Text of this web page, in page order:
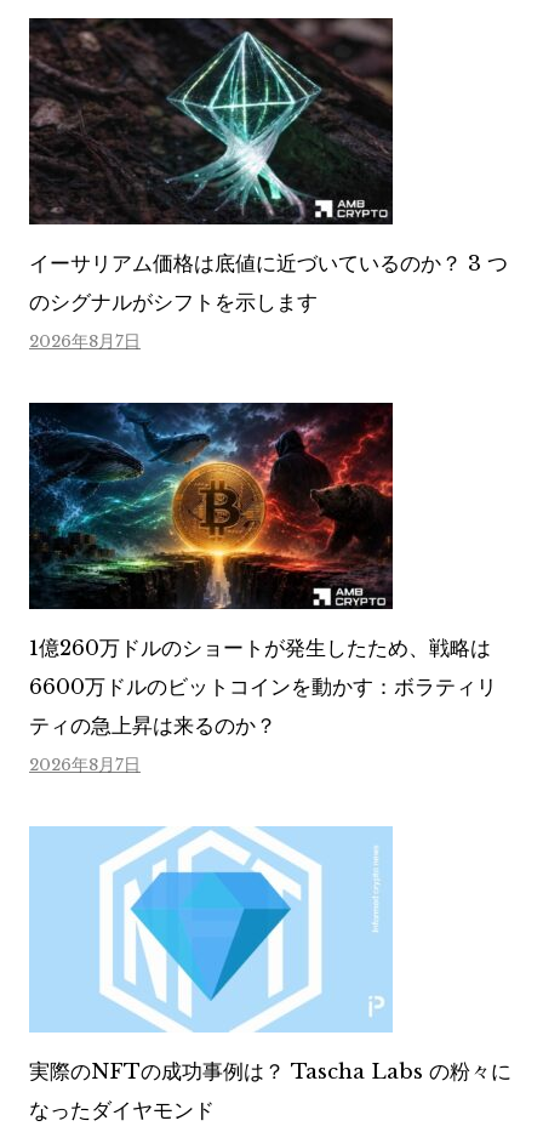
イーサリアム価格は底値に近づいているのか？ 3 つ
のシグナルがシフトを示します
2026年8月7日
1億260万ドルのショートが発生したため、戦略は
6600万ドルのビットコインを動かす：ボラティリ
ティの急上昇は来るのか？
2026年8月7日
実際のNFTの成功事例は？ Tascha Labs の粉々に
なったダイヤモンド